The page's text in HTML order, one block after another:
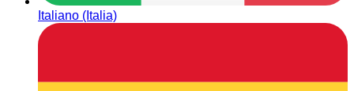
Italiano (Italia)